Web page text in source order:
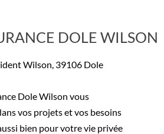
DOLE WILSON
Wilson, 39106 Dole
Dole Wilson vous
vos projets et vos besoins
bien pour votre vie privée